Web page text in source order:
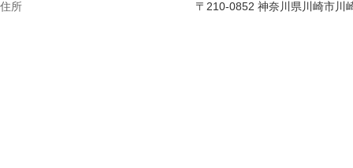
住所 〒210-0852 神奈川県川崎市川